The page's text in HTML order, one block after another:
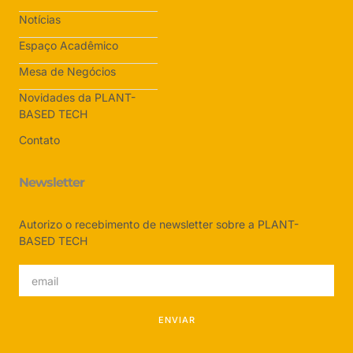
Notícias
Espaço Acadêmico
Mesa de Negócios
Novidades da PLANT-
BASED TECH
Contato
Newsletter
Autorizo o recebimento de newsletter sobre a PLANT-
BASED TECH
ENVIAR